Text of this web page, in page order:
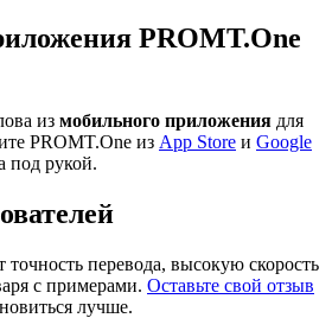
PROMT.One
из мобильного приложения для
PROMT.One из App Store и Google
под рукой.
точность перевода, высокую скорость
с примерами. Оставьте свой отзыв
лучше.